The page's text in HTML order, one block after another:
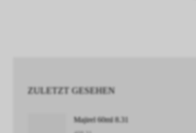
ZULETZT GESEHEN
Majirel 60ml 8.31